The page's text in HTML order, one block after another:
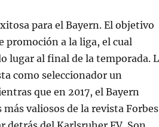
para el Bayern. El objetivo
promoción a la liga, el cual
lugar al final de la temporada.
como seleccionador un
que en 2017, el Bayern
valiosos de la revista